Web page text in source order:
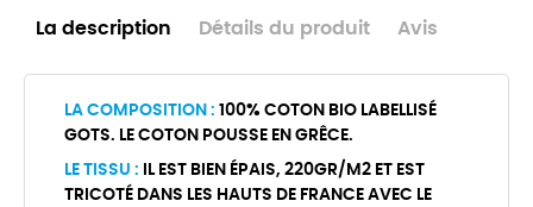
La description Détails du produit Avis
LA COMPOSITION : 100% COTON BIO LABELLISÉ
GOTS. LE COTON POUSSE EN GRÊCE.
LE TISSU : IL EST BIEN ÉPAIS, 220GR/M2 ET EST
TRICOTÉ DANS LES HAUTS DE FRANCE AVEC LE